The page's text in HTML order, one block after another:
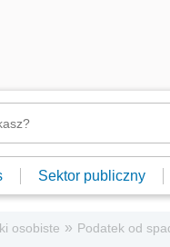
Sektor publiczny
osobiste » Podatek od